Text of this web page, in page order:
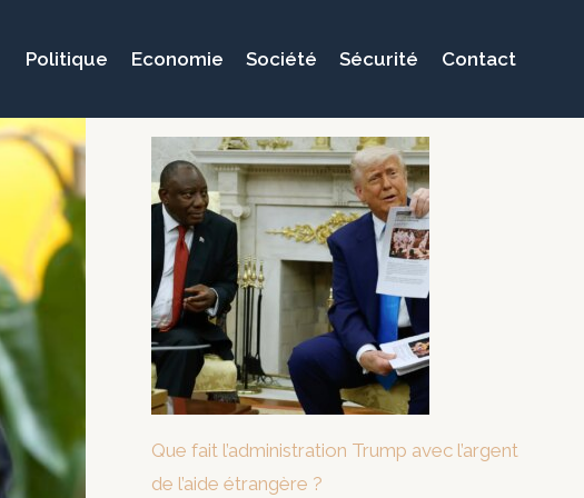
Politique Economie Société Sécurité Contact
Que fait l’administration Trump avec l’argent
de l’aide étrangère ?